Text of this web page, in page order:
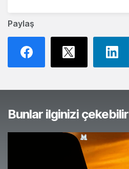
Paylaş
Bunlar ilginizi çekebilir